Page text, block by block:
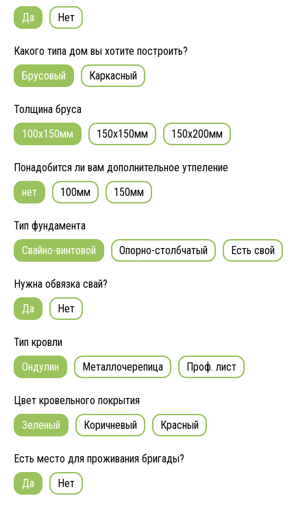
Да
Нет
Какого типа дом вы хотите построить?
Брусовый
Каркасный
Толщина бруса
100x150мм
150x150мм 150x200мм
Понадобится ли вам дополнительное утпеление
нет
100мм 150мм
Тип фундамента
Свайно-винтовой
Опорно-столбчатый Есть свой
Нужна обвязка свай?
Да
Нет
Тип кровли
Ондулин
Металлочерепица Проф. лист
Цвет кровельного покрытия
Зеленый
Коричневый Красный
Есть место для проживания бригады?
Да
Нет